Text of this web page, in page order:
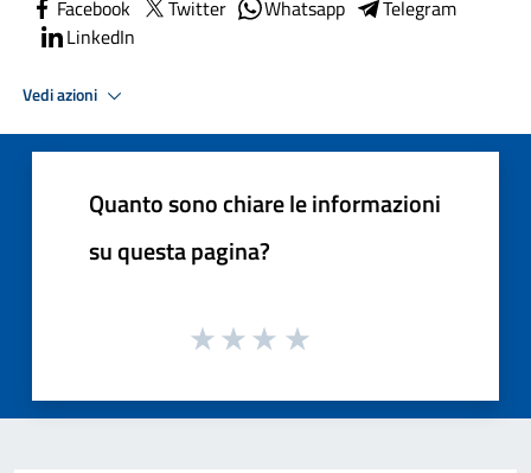
Facebook Twitter Whatsapp
Telegram
LinkedIn
Vedi azioni
Quanto sono chiare le informazioni
su questa pagina?